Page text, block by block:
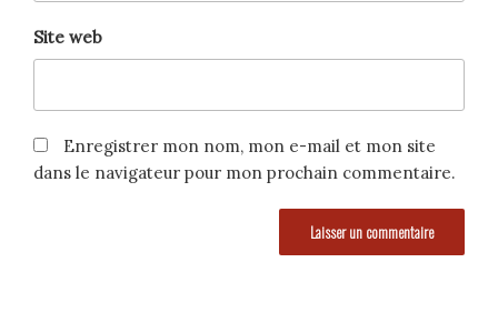
Site web
Enregistrer mon nom, mon e-mail et mon site
dans le navigateur pour mon prochain commentaire.